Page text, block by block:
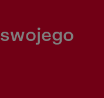
swojego